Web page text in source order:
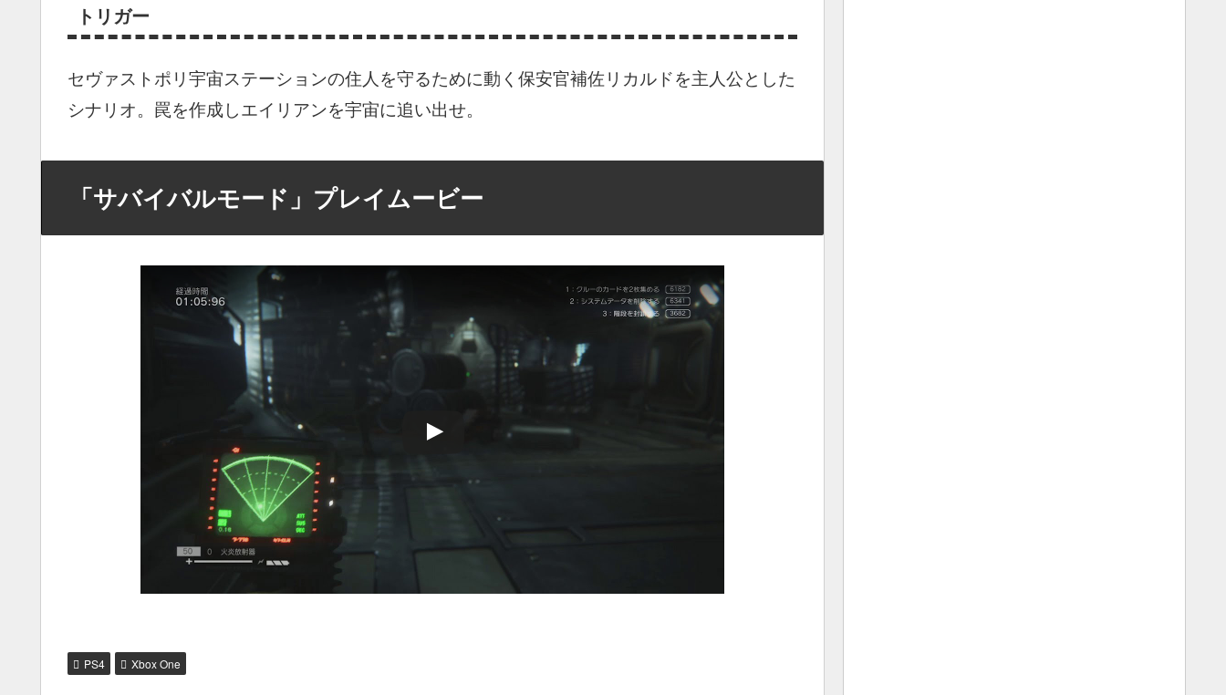
トリガー
セヴァストポリ宇宙ステーションの住人を守るために動く保安官補佐リカルドを主人公とした
シナリオ。罠を作成しエイリアンを宇宙に追い出せ。
「サバイバルモード」プレイムービー
PS4 Xbox One